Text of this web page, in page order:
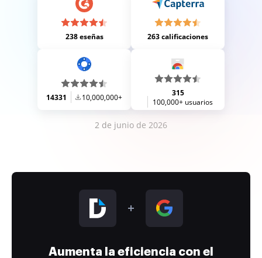
238 eseñas 263 calificaciones
14331 10,000,000+
315
100,000+ usuarios
2 de junio de 2026
Aumenta la eficiencia con el